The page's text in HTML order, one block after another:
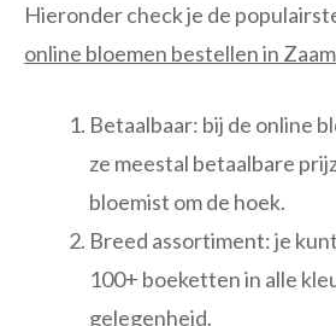
Hieronder check je de
online bloemen bestellen in
Betaalbaar: bij de online
ze meestal betaalbare
bloemist om de hoek.
Breed assortiment: je
100+ boeketten in alle
gelegenheid.